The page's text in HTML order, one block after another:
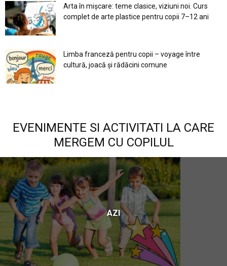
Arta în mișcare: teme clasice, viziuni noi. Curs
complet de arte plastice pentru copii 7–12 ani
Limba franceză pentru copii – voyage între
cultură, joacă și rădăcini comune
EVENIMENTE SI ACTIVITATI LA CARE
MERGEM CU COPILUL
AZI